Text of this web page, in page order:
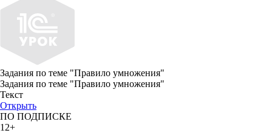
Задания по теме "Правило умножения"
Задания по теме "Правило умножения"
Текст
Открыть
ПО ПОДПИСКЕ
12+